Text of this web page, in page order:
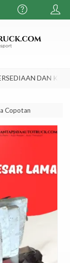
DAN KURS
Copotan